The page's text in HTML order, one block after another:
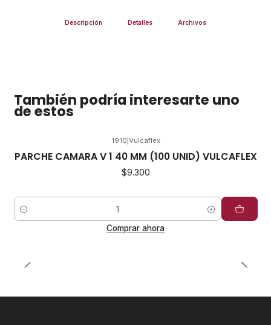
Descripción Detalles Archivos
También podría interesarte uno
de estos
1910 Vulcaflex
PARCHE CAMARA V 1 40 MM (100 UNID) VULCAFLEX
$9.300
Cantidad
Comprar ahora